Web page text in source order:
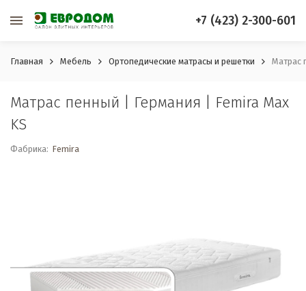
+7 (423) 2-300-601
Главная Мебель Ортопедические матрасы и решетки Матрас
Матрас пенный | Германия | Femira Max
KS
Фабрика: Femira